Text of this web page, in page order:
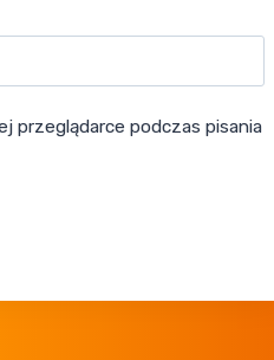
przeglądarce podczas pisania